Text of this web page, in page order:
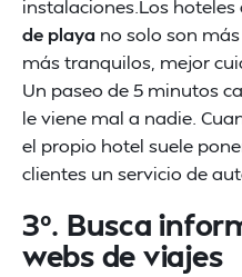
instalaciones.Los hoteles
de playa no solo son
más tranquilos, mejor
Un paseo de 5 minutos
le viene mal a nadie.
el propio hotel suele
clientes un servicio de
3º. Busca
webs de viajes